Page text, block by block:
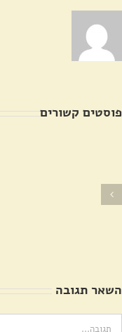
פוסטים קשורים
השאר תגובה